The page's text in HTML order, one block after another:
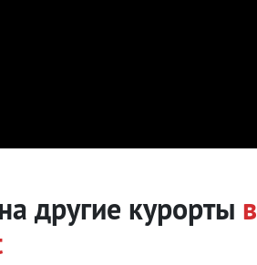
другие курорты в